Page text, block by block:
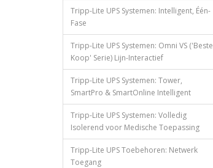
Tripp-Lite UPS Systemen: Intelligent, Één-
Fase
Tripp-Lite UPS Systemen: Omni VS ('Beste
Koop' Serie) Lijn-Interactief
Tripp-Lite UPS Systemen: Tower,
SmartPro & SmartOnline Intelligent
Tripp-Lite UPS Systemen: Volledig
Isolerend voor Medische Toepassing
Tripp-Lite UPS Toebehoren: Netwerk
Toegang